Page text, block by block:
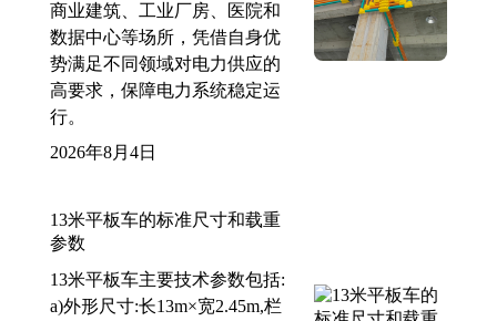
商业建筑、工业厂房、医院和
数据中心等场所，凭借自身优
势满足不同领域对电力供应的
高要求，保障电力系统稳定运
行。
2026年8月4日
13米平板车的标准尺寸和载重
参数
13米平板车主要技术参数包括:
a)外形尺寸:长13m×宽2.45m,栏